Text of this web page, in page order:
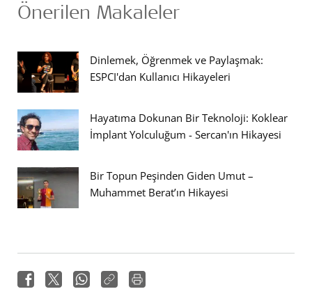
Önerilen Makaleler
Dinlemek, Öğrenmek ve Paylaşmak:
ESPCI'dan Kullanıcı Hikayeleri
Hayatıma Dokunan Bir Teknoloji: Koklear
İmplant Yolculuğum - Sercan'ın Hikayesi
Bir Topun Peşinden Giden Umut –
Muhammet Berat’ın Hikayesi